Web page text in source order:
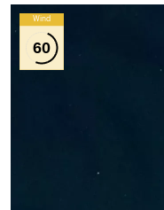
Wind
60